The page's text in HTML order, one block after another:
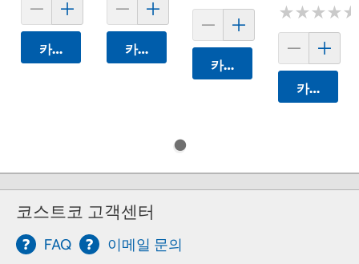
카트에 담기 카트에 담기
카트에 담기
★★★★★
★★★★★
카트에 담
코스트코 고객센터
FAQ 이메일 문의